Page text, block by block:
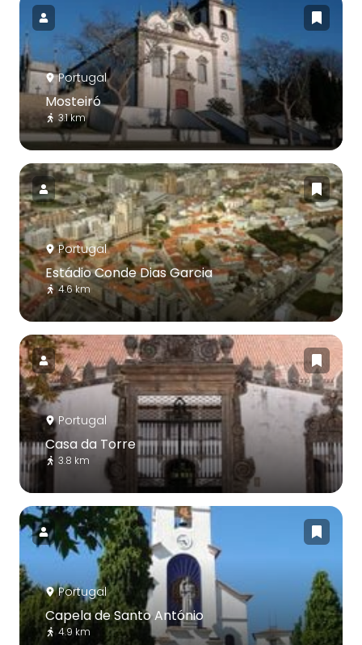
Portugal
Mosteiró
3.1 km
Portugal
Estádio Conde Dias Garcia
4.6 km
Portugal
Casa da Torre
3.8 km
Portugal
Capela de Santo António
4.9 km